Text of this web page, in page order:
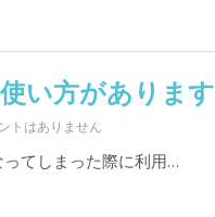
い方があります
トはありません
てしまった際に利用…